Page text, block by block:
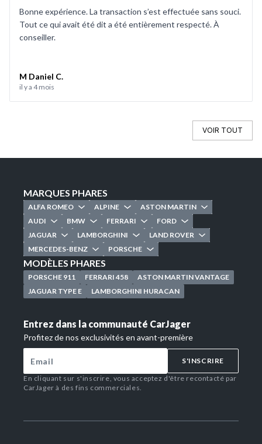
Bonne expérience. La transaction s’est effectuée sans souci.
Tout ce qui avait été dit a été entièrement respecté. À
conseiller.
M Daniel C.
il y a 4 mois
VOIR TOUT
MARQUES PHARES
ALFA ROMEO ALPINE
ASTON MARTIN
AUDI
BMW FERRARI
FORD
JAGUAR
LAMBORGHINI
LAND ROVER
MERCEDES-BENZ
PORSCHE
MODÈLES PHARES
PORSCHE 911 FERRARI 458
ASTON MARTIN VANTAGE
JAGUAR TYPE E
LAMBORGHINI HURACAN
Entrez dans la communauté CarJager
Profitez de nos exclusivités en avant-première
S'INSCRIRE
En cliquant sur s'inscrire, vous acceptez d'être recontacté par
CarJager à des fins commerciales.